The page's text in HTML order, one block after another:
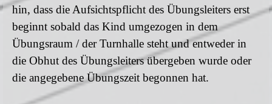
hin, dass die Aufsichtspflicht des Übungsleiters erst
beginnt sobald das Kind umgezogen in dem
Übungsraum / der Turnhalle steht und entweder in
die Obhut des Übungsleiters übergeben wurde oder
die angegebene Übungszeit begonnen hat.